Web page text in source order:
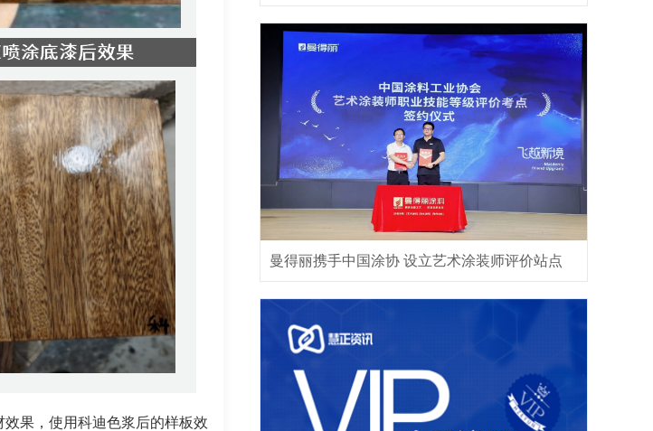
果，使用科迪色浆后的样板效
曼得丽携手中国涂协 设立艺术涂装师评价站点